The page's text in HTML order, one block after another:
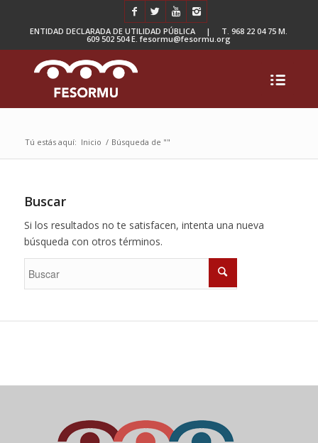
ENTIDAD DECLARADA DE UTILIDAD PÚBLICA | T. 968 22 04 75 M.
609 502 504 E. fesormu@fesormu.org
Tú estás aquí: Inicio / Búsqueda de ""
Buscar
Si los resultados no te satisfacen, intenta una nueva
búsqueda con otros términos.